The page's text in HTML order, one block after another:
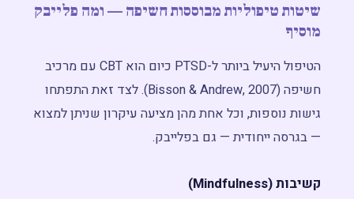
שיטות טיפוליות מבוססות חשיפה — ומה פלייבק
מוסיף
הטיפול היעיל ביותר ל-PTSD כיום הוא CBT עם מרכיב
חשיפה (Bisson & Andrew, 2007). לצד זאת התפתחו
גישות נוספות, וכל אחת מהן מציעה עיקרון שניתן למצוא
— בגרסה ייחודית — גם בפלייבק.
קשיבות (Mindfulness)